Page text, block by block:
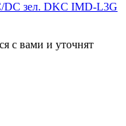
зел. DKC IMD-L3G
с вами и уточнят